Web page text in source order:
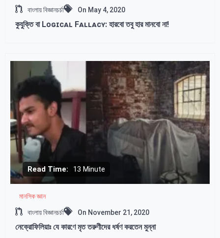
বাংলায় বিজ্ঞানচর্চা On May 4, 2020
কুযুক্তি বা Lᴏɢɪᴄᴀʟ Fᴀʟʟᴀᴄʏ: হারবো তবু হার মানবো না!
Read Time: 13 Minute
মানসিক জ্ঞান
বাংলায় বিজ্ঞানচর্চা On November 21, 2020
নেক্রোফিলিয়াঃ যে কারণে মৃত তরুণীদের ধর্ষণ করতেন মুন্না